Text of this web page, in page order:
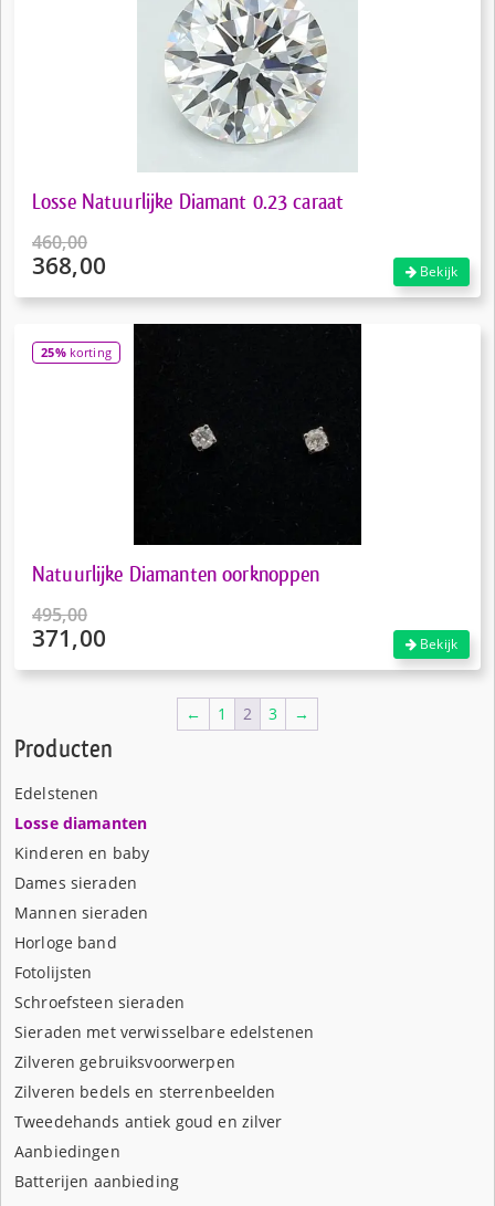
Producten
Edelstenen
Losse diamanten
Kinderen en baby
Dames sieraden
Mannen sieraden
Horloge band
Fotolijsten
Schroefsteen sieraden
Sieraden met verwisselbare edelstenen
Zilveren gebruiksvoorwerpen
Zilveren bedels en sterrenbeelden
Tweedehands antiek goud en zilver
Aanbiedingen
Batterijen aanbieding
Losse Natuurlijke Diamant 0.23 caraat
460,00
Oorspronkelijke
368,00
€368,00.
Bekijk
25%korting
Natuurlijke Diamanten oorknoppen
495,00
Oorspronkelijke
371,00 Bekijk
← 1 2 3 →